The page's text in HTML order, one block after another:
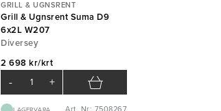
GRILL & UGNSRENT
Grill & Ugnsrent Suma D9
6x2L W207
Diversey
2 698 kr/krt
- +